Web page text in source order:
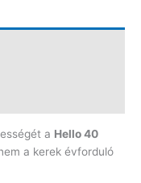
a Hello 40
a kerek évforduló